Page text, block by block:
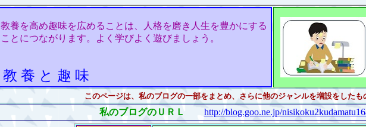
教養を高め趣味を広めることは、人格を磨き人生を豊かにする
ことにつながります。よく学びよく遊びましょう。
教 養 と 趣 味
このページは、私のブログの一部をまとめ、さらに他のジャンルを増設をしたも
私のブログのＵＲＬ http://blog.goo.ne.jp/